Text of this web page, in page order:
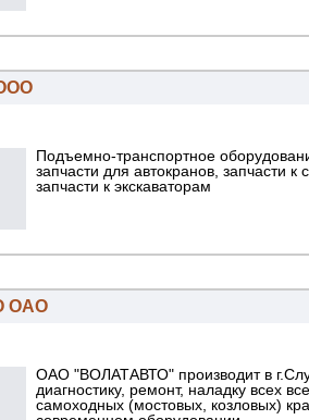
Подъемно-транспортное
запчасти для автокранов, запчасти к
запчасти к экскаваторам
ОАО
ОАО "ВОЛАТАВТО" производит в
диагностику, ремонт, наладку всех
самоходных (мостовых, козловых)